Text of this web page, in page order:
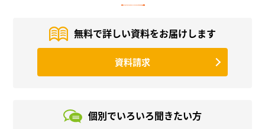
無料で詳しい資料をお届けします
資料請求
個別でいろいろ聞きたい方